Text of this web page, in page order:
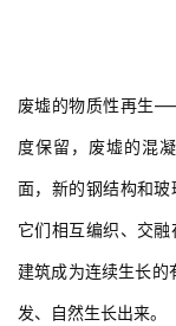
废墟的物质性再生
度保留，废墟的混
面，新的钢结构和玻
它们相互编织、交
建筑成为连续生长的
发、自然生长出来。